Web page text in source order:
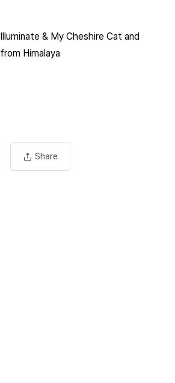
Illuminate & My Cheshire Cat and
from Himalaya
Share